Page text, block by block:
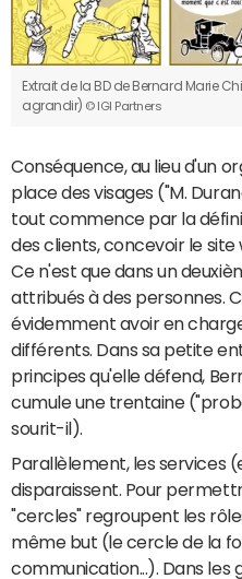
Extrait de la BD de Bernard Marie
agrandir) © IGI Partners
Conséquence, au lieu d'un
place des visages ("M.
tout commence par la
des clients, concevoir le site
Ce n'est que dans un
attribués à des personnes.
évidemment avoir en
différents. Dans sa petite
principes qu'elle défend,
cumule une trentaine
sourit-il).
Parallèlement, les services
disparaissent. Pour
"cercles" regroupent les
même but (le cercle de la
communication...). Dans les